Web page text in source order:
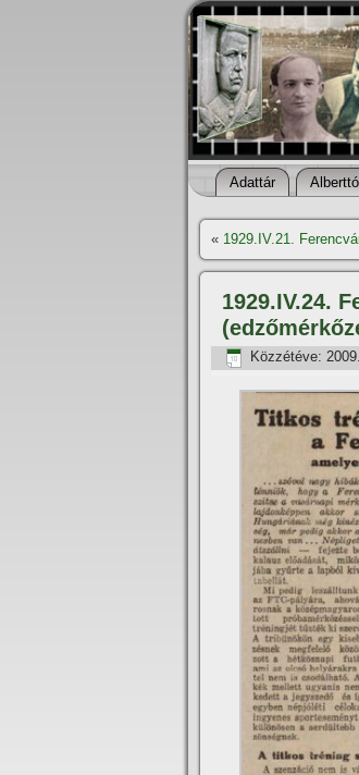
Adattár
« 1929.IV.21.
1929.IV.24.
Közzétéve: